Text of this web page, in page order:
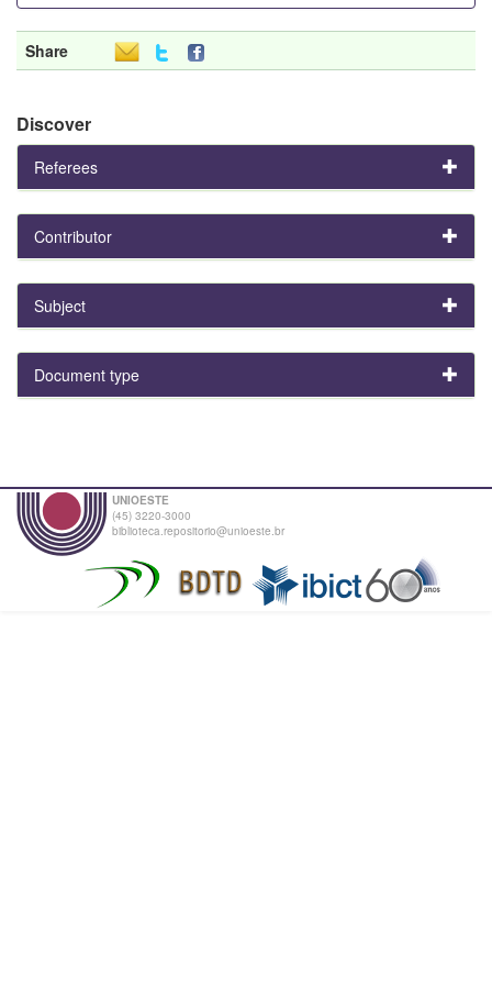
Share
Discover
Referees
Contributor
Subject
Document type
UNIOESTE
(45) 3220-3000
biblioteca.repositorio@unioeste.br